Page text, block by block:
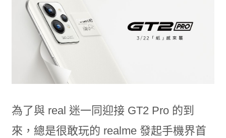
為了與 real 迷一同迎接 GT2 Pro 的到
來，總是很敢玩的 realme 發起手機界首